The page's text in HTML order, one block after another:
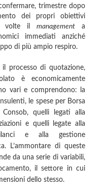
trimestre dopo
dei propri obiettivi
volte il managementa
immediati anziché
di più ampio respiro.
processo di quotazione,
è economicamente
vari e comprendono: la
le spese per Borsa
quelli legati alla
e quelli legate alla
e alla gestione
L’ammontare di queste
da una serie di variabili,
il settore in cui
dello stesso.